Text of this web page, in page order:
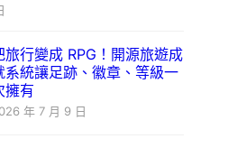
旅行變成 RPG！開源旅遊成
系統讓足跡、徽章、等級一
擁有
年 7 月 9 日